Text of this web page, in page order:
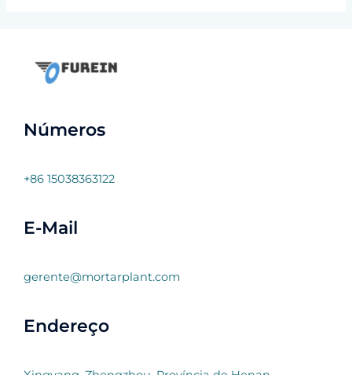
Números
+86 15038363122
E-Mail
gerente@mortarplant.com
Endereço